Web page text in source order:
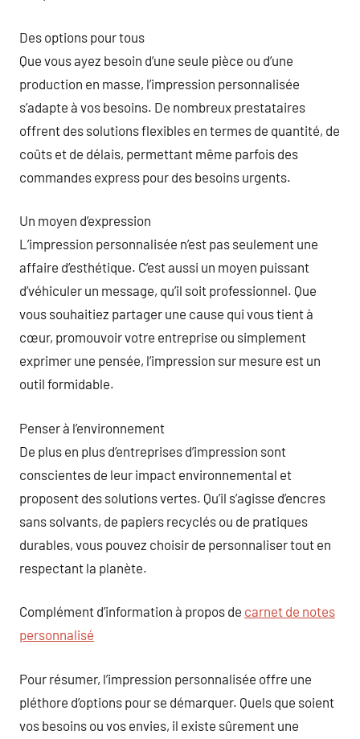
Des options pour tous
Que vous ayez besoin d’une seule pièce ou d’une
production en masse, l’impression personnalisée
s’adapte à vos besoins. De nombreux prestataires
offrent des solutions flexibles en termes de quantité, de
coûts et de délais, permettant même parfois des
commandes express pour des besoins urgents.
Un moyen d’expression
L’impression personnalisée n’est pas seulement une
affaire d’esthétique. C’est aussi un moyen puissant
d’véhiculer un message, qu’il soit professionnel. Que
vous souhaitiez partager une cause qui vous tient à
cœur, promouvoir votre entreprise ou simplement
exprimer une pensée, l’impression sur mesure est un
outil formidable.
Penser à l’environnement
De plus en plus d’entreprises d’impression sont
conscientes de leur impact environnemental et
proposent des solutions vertes. Qu’il s’agisse d’encres
sans solvants, de papiers recyclés ou de pratiques
durables, vous pouvez choisir de personnaliser tout en
respectant la planète.
Complément d’information à propos de carnet de notes
personnalisé
Pour résumer, l’impression personnalisée offre une
pléthore d’options pour se démarquer. Quels que soient
vos besoins ou vos envies, il existe sûrement une